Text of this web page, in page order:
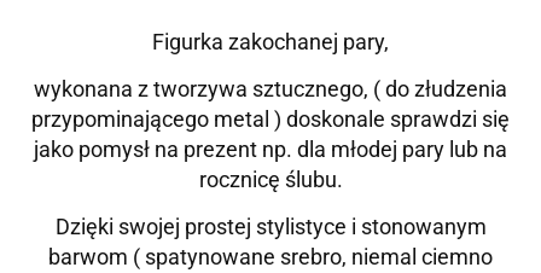
Figurka zakochanej pary,
wykonana z tworzywa sztucznego, ( do złudzenia
przypominającego metal ) doskonale sprawdzi się
jako pomysł na prezent np. dla młodej pary lub na
rocznicę ślubu.
Dzięki swojej prostej stylistyce i stonowanym
barwom ( spatynowane srebro, niemal ciemno